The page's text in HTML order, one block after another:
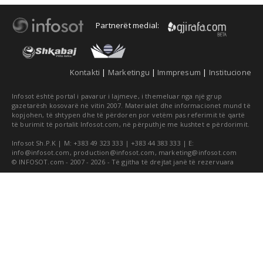
Partnerët medial:
Kontakti | Marketingu | Immpresum | Institucione
Infosot është portal i pavarur i lajmeve, i themeluar nga një grup
gazetarësh kosovarë në vitin 2007. Materialet dhe informacionet mund të
kopjohen, të shtypen dhe të përdoren por vetëm pas referimit të qartë
të burimit të portalit Infosot.com, në përputhje me kushtet e përdorimit.
Infosot Sh.P.K | M: +383 49 323 333 | +383 44 383 333 | E:
info@infosot.com , production@infosot.com , marketing@infosot.com
© INFOSOT.com - 2007 - 2026 - Të gjitha të drejtat janë të rezervuara